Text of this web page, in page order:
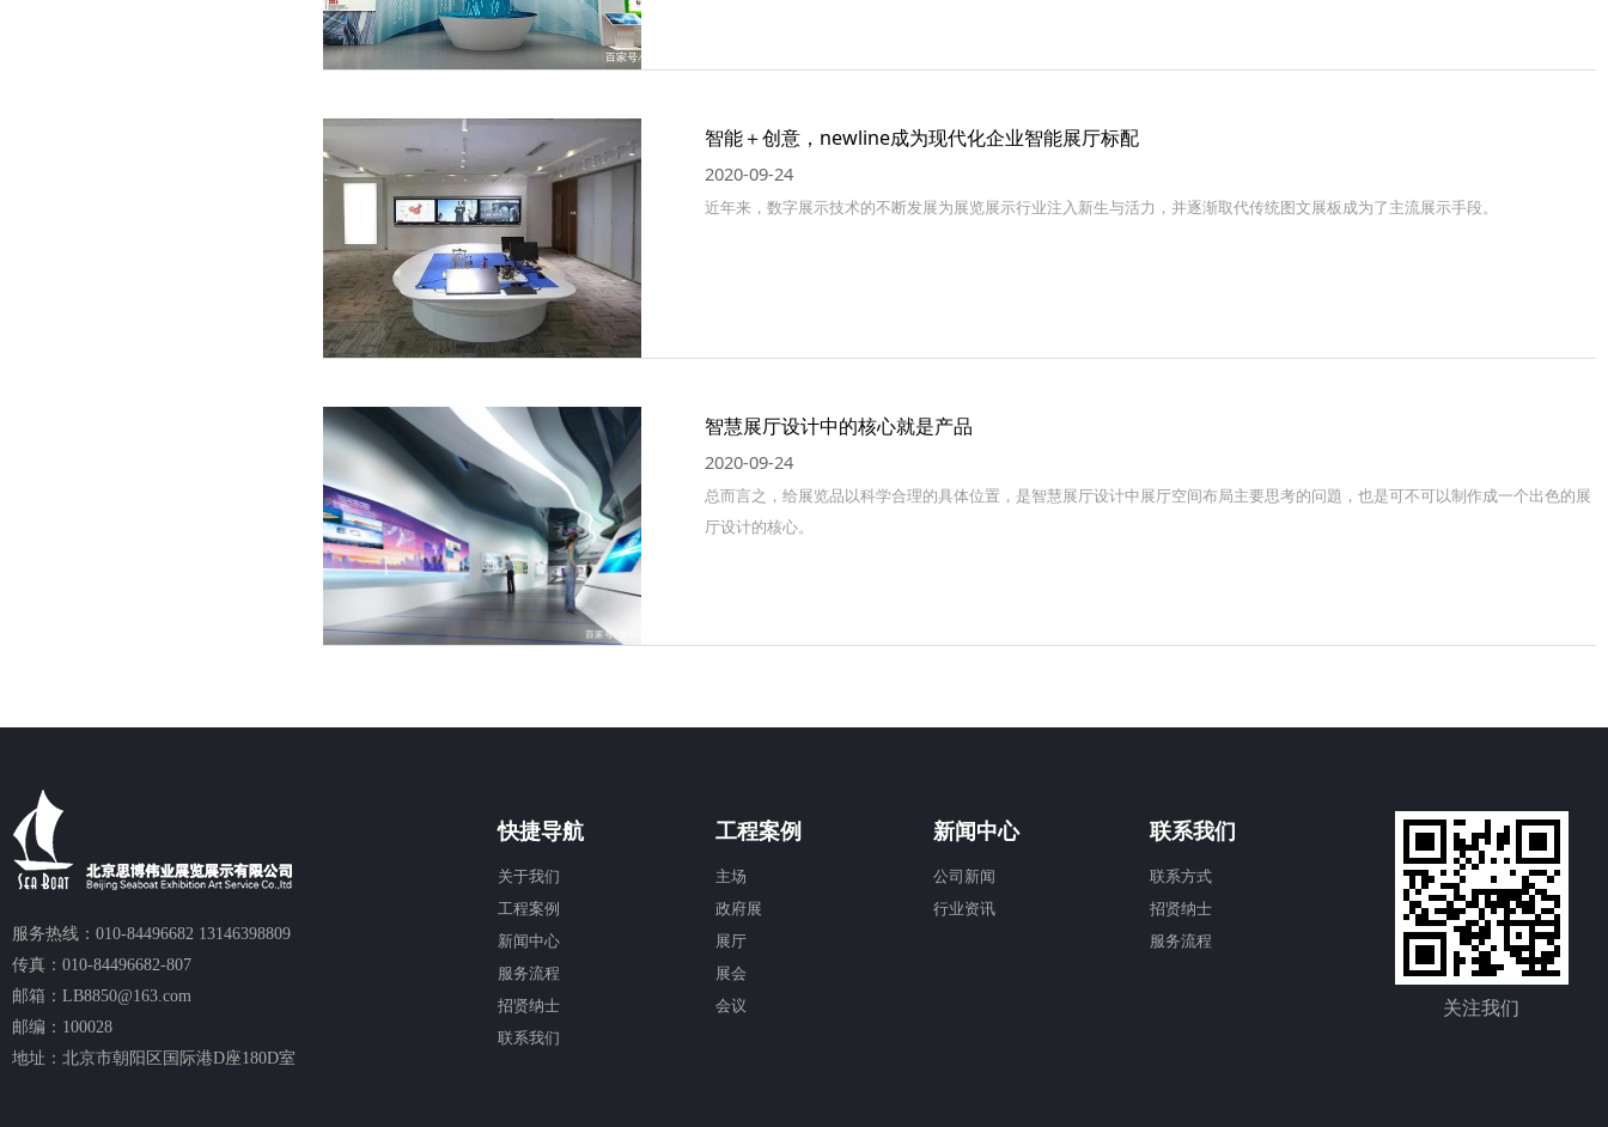
智能＋创意，newline成为现代化企业智能展厅标配
2020-09-24
近年来，数字展示技术的不断发展为展览展示行业注入新生与活力，并逐渐取代传统图文展板成为了主流展示手段。
智慧展厅设计中的核心就是产品
2020-09-24
总而言之，给展览品以科学合理的具体位置，是智慧展厅设计中展厅空间布局主要思考的问題，也是可不可以制作成一个出色的展
厅设计的核心。
服务热线：010-84496682 13146398809
传真：010-84496682-807
邮箱：LB8850@163.com
邮编：100028
地址：北京市朝阳区国际港D座180D室
快捷导航
关于我们
工程案例
新闻中心
服务流程
招贤纳士
联系我们
工程案例
主场
政府展
展厅
展会
会议
新闻中心
公司新闻
行业资讯
联系我们
联系方式
招贤纳士
服务流程
关注我们